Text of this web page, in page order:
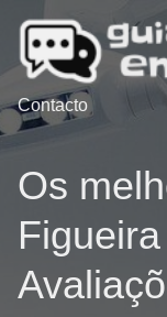
Contacto
Os